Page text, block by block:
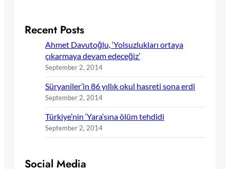
Recent Posts
Ahmet Davutoğlu, ‘Yolsuzlukları ortaya
çıkarmaya devam edeceğiz’
September 2, 2014
Süryaniler’in 86 yıllık okul hasreti sona erdi
September 2, 2014
Türkiye’nin ‘Yara’sına ölüm tehdidi
September 2, 2014
Social Media